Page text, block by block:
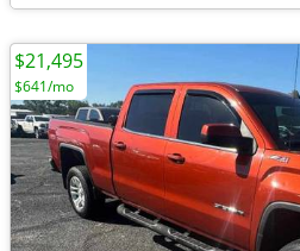
$21,495
$641/mo